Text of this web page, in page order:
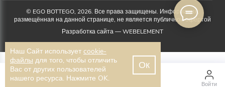
1 500 ₽ Войти
© EGO BOTTEGO, 2026. Все права защищены. Информация,
размещённая на данной странице, не является публичной офертой
Разработка сайта —WEBELEMENT
Наш Сайт использует cookie-
файлы для того, чтобы отличить
Вас от других пользователей
нашего ресурса. Нажмите OK.
Ок